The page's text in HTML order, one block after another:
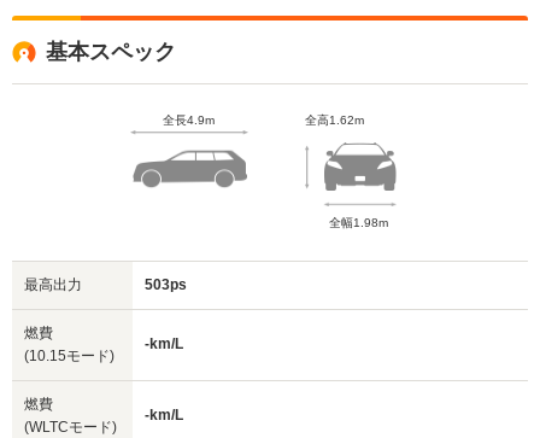
基本スペック
全長4.9m 全高1.62m
全幅1.98m
最高出力 503ps
燃費
(10.15モード)
-km/L
燃費
(WLTCモード)
-km/L